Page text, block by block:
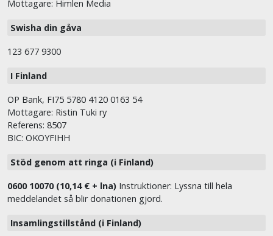
Mottagare: Himlen Media
Swisha din gåva
123 677 9300
I Finland
OP Bank, FI75 5780 4120 0163 54
Mottagare: Ristin Tuki ry
Referens: 8507
BIC: OKOYFIHH
Stöd genom att ringa (i Finland)
0600 10070 (10,14 € + lna) Instruktioner: Lyssna till hela
meddelandet så blir donationen gjord.
Insamlingstillstånd (i Finland)